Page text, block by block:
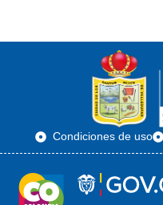
Condiciones de uso